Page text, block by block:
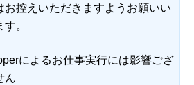
お控えいただきますようお願いい
。
によるお仕事実行には影響ござ
ん